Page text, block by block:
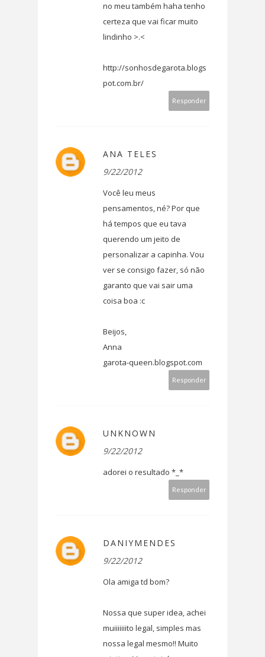
no meu também haha tenho
certeza que vai ficar muito
lindinho >.<
http://sonhosdegarota.blogs
pot.com.br/
Responder
ANA TELES
9/22/2012
Você leu meus
pensamentos, né? Por que
há tempos que eu tava
querendo um jeito de
personalizar a capinha. Vou
ver se consigo fazer, só não
garanto que vai sair uma
coisa boa :c
Beijos,
Anna
garota-queen.blogspot.com
Responder
UNKNOWN
9/22/2012
adorei o resultado *_*
Responder
DANIYMENDES
9/22/2012
Ola amiga td bom?
Nossa que super idea, achei
muiiiiiiito legal, simples mas
nossa legal mesmo!! Muito